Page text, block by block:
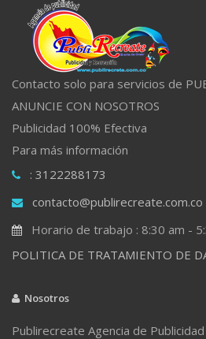
Contacto solo para servicios de
ANUNCIE CON NOSOTROS
Publicidad 100% Efectiva
Para más información
: 3122288173
contacto@publirecreate.com.co
Horario de trabajo : 8:30 am -
POLITICA DE TRATAMIENTO DE
Nosotros
Publirecreate Agencia de